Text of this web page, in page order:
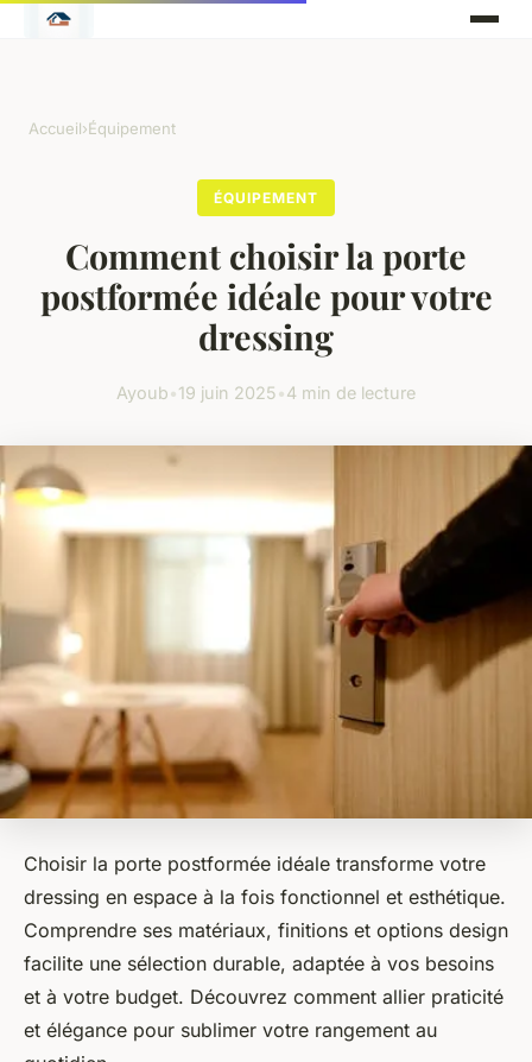
Accueil›Équipement
ÉQUIPEMENT
Comment choisir la porte
postformée idéale pour votre
dressing
Ayoub•19 juin 2025•4 min de lecture
Choisir la porte postformée idéale transforme votre
dressing en espace à la fois fonctionnel et esthétique.
Comprendre ses matériaux, finitions et options design
facilite une sélection durable, adaptée à vos besoins
et à votre budget. Découvrez comment allier praticité
et élégance pour sublimer votre rangement au